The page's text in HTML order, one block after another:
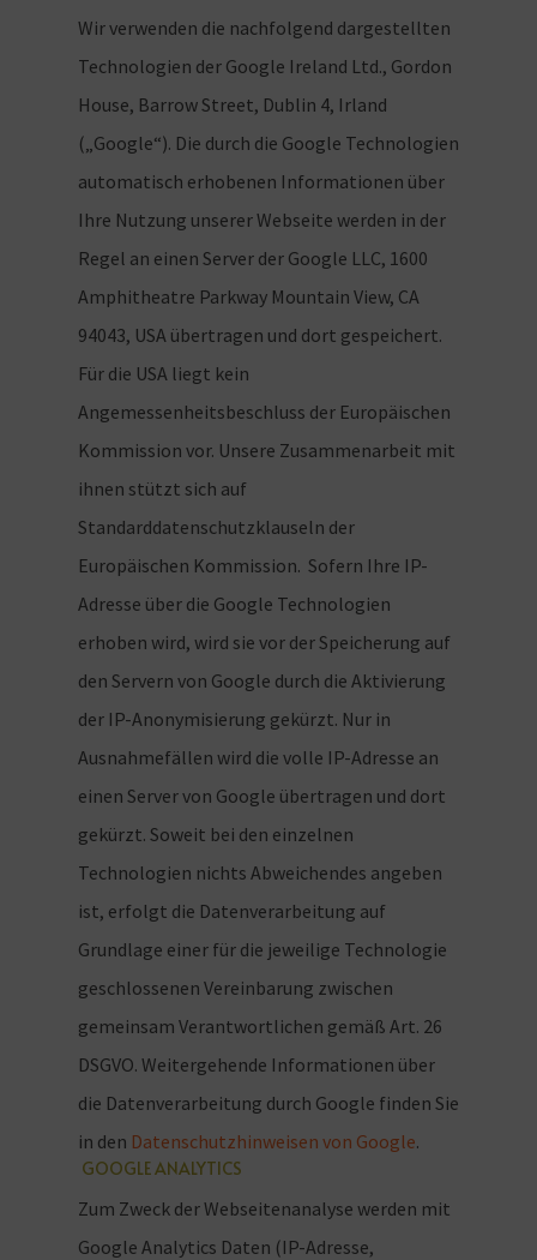
Wir verwenden die nachfolgend dargestellten
Technologien der Google Ireland Ltd., Gordon
House, Barrow Street, Dublin 4, Irland
(„Google“). Die durch die Google Technologien
automatisch erhobenen Informationen über
Ihre Nutzung unserer Webseite werden in der
Regel an einen Server der Google LLC, 1600
Amphitheatre Parkway Mountain View, CA
94043, USA übertragen und dort gespeichert.
Für die USA liegt kein
Angemessenheitsbeschluss der Europäischen
Kommission vor. Unsere Zusammenarbeit mit
ihnen stützt sich auf
Standarddatenschutzklauseln der
Europäischen Kommission. Sofern Ihre IP-
Adresse über die Google Technologien
erhoben wird, wird sie vor der Speicherung auf
den Servern von Google durch die Aktivierung
der IP-Anonymisierung gekürzt. Nur in
Ausnahmefällen wird die volle IP-Adresse an
einen Server von Google übertragen und dort
gekürzt. Soweit bei den einzelnen
Technologien nichts Abweichendes angeben
ist, erfolgt die Datenverarbeitung auf
Grundlage einer für die jeweilige Technologie
geschlossenen Vereinbarung zwischen
gemeinsam Verantwortlichen gemäß Art. 26
DSGVO. Weitergehende Informationen über
die Datenverarbeitung durch Google finden Sie
in den Datenschutzhinweisen von Google.
GOOGLE ANALYTICS
Zum Zweck der Webseitenanalyse werden mit
Google Analytics Daten (IP-Adresse,